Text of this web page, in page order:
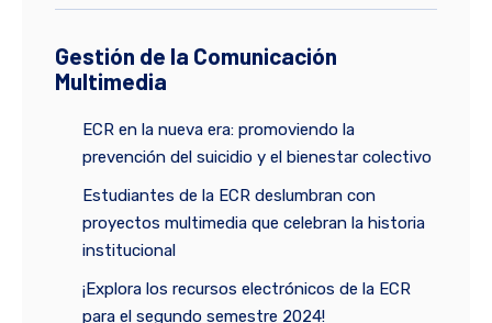
Gestión de la Comunicación
Multimedia
ECR en la nueva era: promoviendo la
prevención del suicidio y el bienestar colectivo
Estudiantes de la ECR deslumbran con
proyectos multimedia que celebran la historia
institucional
¡Explora los recursos electrónicos de la ECR
para el segundo semestre 2024!